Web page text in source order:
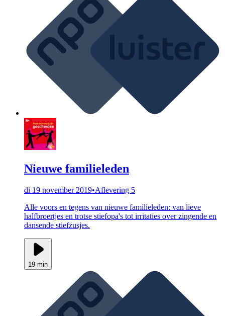
Nieuwe familieleden
di 19 november 2019•Aflevering 5
Alle voors en tegens van nieuwe familieleden: van lieve
halfbroertjes en trotse stiefopa's tot irritaties over zingende en
dansende stiefzusjes.
19 min